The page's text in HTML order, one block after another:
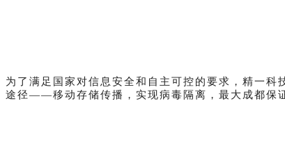
为了满足国家对信息安全和自主可控的要求，精一
途径——移动存储传播，实现病毒隔离，最大成都保